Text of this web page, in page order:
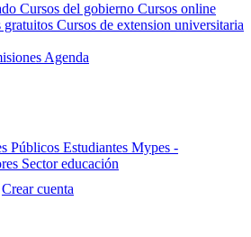
Cursos del gobierno Cursos online
gratuitos Cursos de extension universitaria
Agenda
Públicos Estudiantes Mypes -
Sector educación
Crear cuenta